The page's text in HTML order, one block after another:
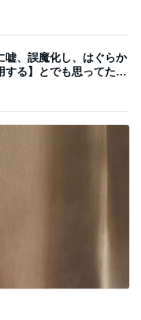
嘘、誤魔化し、はぐらか
する】とでも思ってたん